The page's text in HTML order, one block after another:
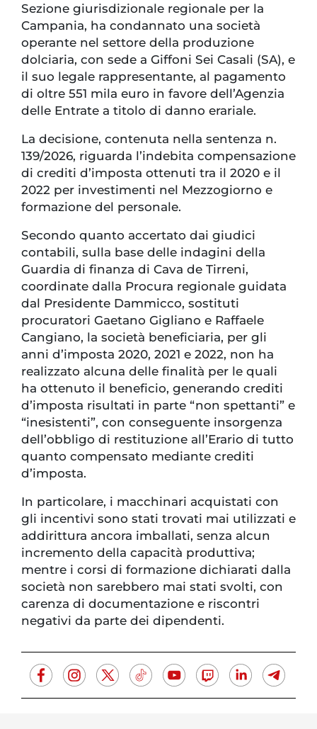
Sezione giurisdizionale regionale per la
Campania, ha condannato una società
operante nel settore della produzione
dolciaria, con sede a Giffoni Sei Casali (SA), e
il suo legale rappresentante, al pagamento
di oltre 551 mila euro in favore dell’Agenzia
delle Entrate a titolo di danno erariale.
La decisione, contenuta nella sentenza n.
139/2026, riguarda l’indebita compensazione
di crediti d’imposta ottenuti tra il 2020 e il
2022 per investimenti nel Mezzogiorno e
formazione del personale.
Secondo quanto accertato dai giudici
contabili, sulla base delle indagini della
Guardia di finanza di Cava de Tirreni,
coordinate dalla Procura regionale guidata
dal Presidente Dammicco, sostituti
procuratori Gaetano Gigliano e Raffaele
Cangiano, la società beneficiaria, per gli
anni d’imposta 2020, 2021 e 2022, non ha
realizzato alcuna delle finalità per le quali
ha ottenuto il beneficio, generando crediti
d’imposta risultati in parte “non spettanti” e
“inesistenti”, con conseguente insorgenza
dell’obbligo di restituzione all’Erario di tutto
quanto compensato mediante crediti
d’imposta.
In particolare, i macchinari acquistati con
gli incentivi sono stati trovati mai utilizzati e
addirittura ancora imballati, senza alcun
incremento della capacità produttiva;
mentre i corsi di formazione dichiarati dalla
società non sarebbero mai stati svolti, con
carenza di documentazione e riscontri
negativi da parte dei dipendenti.